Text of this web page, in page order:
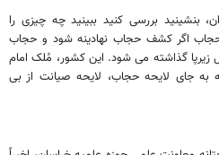
بنشینید بررسی کنید ببینید چه چیزی را
اگر کشف حجاب نهادینه شود و حجاب
زیرپا گذاشته می شود. این کشور، مُلک امام
به جای لایحه حجاب، لایحه صیانت از بی